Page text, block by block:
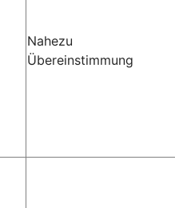
Nahezu
Übereinstimmung